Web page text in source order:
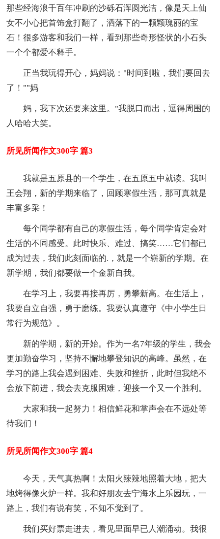
那些经海浪千百年冲刷的沙砾石浑圆光洁，像是天上仙
女不小心把首饰盒打翻了，洒落下的一颗颗瑰丽的宝
石！很多游客和我们一样，看到那些奇形怪状的小石头
一个个都爱不释手。
正当我玩得开心，妈妈说："时间到啦，我们要回去
了！""妈
妈，我下次还要来这里。"我脱口而出，逗得周围的
人哈哈大笑。
所见所闻作文300字 篇3
我就是五原县的一个学生，在五原五中就读。我叫
王会翔，新的学期来临了，回顾寒假生活，那可真就是
丰富多采！
每个同学都有自己的寒假生活，每个同学肯定会对
生活的不同感受。此时快乐、难过、搞笑……它们都已
成为过去，我们此刻面临的.，就是一个崭新的学期。在
新学期，我们都要做一个金新自我。
在学习上，我要再接再厉，勇攀新高。在生活上，
我要自立自强，勇于磨练。我要认真遵守《中小学生日
常行为规范》。
新的学期，新的开始。作为一名7年级的学生，我会
更加勤奋学习，坚持不懈地攀登知识的高峰。虽然，在
学习的路上我会遇到困难、失败和挫折，此时但我绝不
会放下前进，我会去克服困难，迎接一个又一个胜利。
大家和我一起努力！相信鲜花和掌声会在不远处等
待我们！
所见所闻作文300字 篇4
今天，天气真热啊！太阳火辣辣地照着大地，把大
地烤得像火炉一样。我和好朋友去宁海水上乐园玩，一
路上，我们有说有笑，不知不觉到了。
我们买好票走进去，看见里面早已人潮涌动。我很